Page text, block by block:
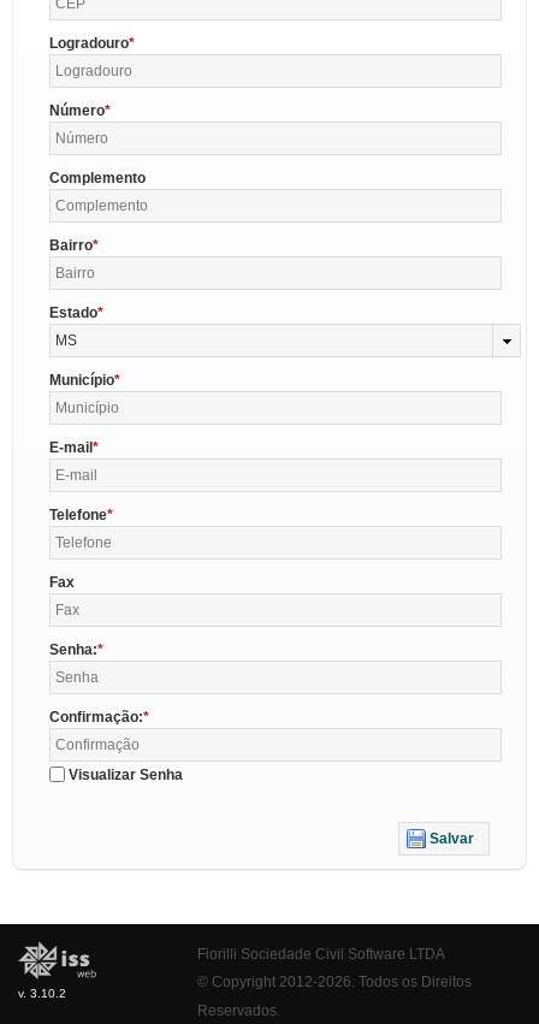
Logradouro
Número
Complemento
Bairro
Estado
MS
Município
E-mail
Telefone
Fax
Senha:
Confirmação:
Visualizar Senha
Salvar
v. 3.10.2
Fiorilli Sociedade Civil Software LTDA
© Copyright 2012-2026. Todos os Direitos
Reservados.